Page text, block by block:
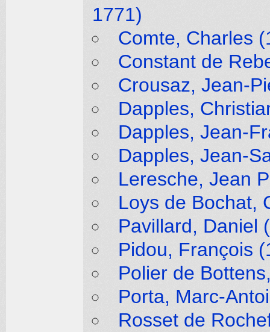
1771)
Comte, Charles
Constant de
Crousaz, Jean-
Dapples,
Dapples, Jean-
Dapples, Jean-
Leresche, Jean
Loys de Bochat,
Pavillard, Daniel
Pidou, François
Polier de
Porta, Marc-
Rosset de